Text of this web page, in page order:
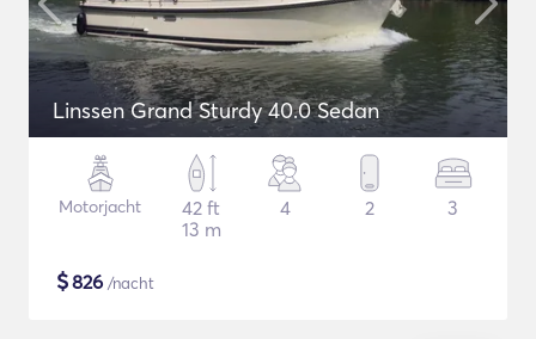
Linssen Grand Sturdy 40.0 Sedan
Motorjacht
42 ft
13 m
4 2 3
$826 /nacht